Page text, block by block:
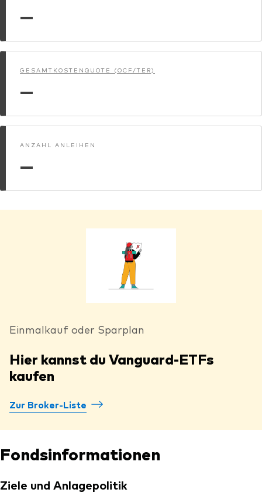
—
GESAMTKOSTENQUOTE (OCF/TER)
—
ANZAHL ANLEIHEN
—
Einmalkauf oder Sparplan
Hier kannst du Vanguard-ETFs
kaufen
Zur Broker-Liste
Fondsinformationen
Ziele und Anlagepolitik